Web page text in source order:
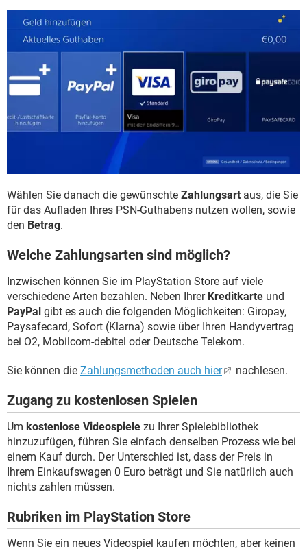
Wählen Sie danach die gewünschte Zahlungsart aus, die Sie
für das Aufladen Ihres PSN-Guthabens nutzen wollen, sowie
den Betrag.
Welche Zahlungsarten sind möglich?
Inzwischen können Sie im PlayStation Store auf viele
verschiedene Arten bezahlen. Neben Ihrer Kreditkarte und
PayPal gibt es auch die folgenden Möglichkeiten: Giropay,
Paysafecard, Sofort (Klarna) sowie über Ihren Handyvertrag
bei O2, Mobilcom-debitel oder Deutsche Telekom.
Sie können die Zahlungsmethoden auch hier nachlesen.
Zugang zu kostenlosen Spielen
Um kostenlose Videospiele zu Ihrer Spielebibliothek
hinzuzufügen, führen Sie einfach denselben Prozess wie bei
einem Kauf durch. Der Unterschied ist, dass der Preis in
Ihrem Einkaufswagen 0 Euro beträgt und Sie natürlich auch
nichts zahlen müssen.
Rubriken im PlayStation Store
Wenn Sie ein neues Videospiel kaufen möchten, aber keinen